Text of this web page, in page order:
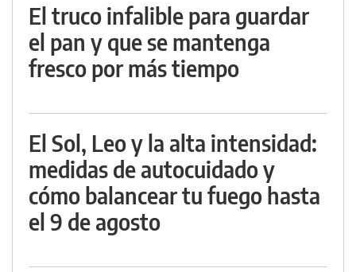
El truco infalible para guardar
el pan y que se mantenga
fresco por más tiempo
El Sol, Leo y la alta intensidad:
medidas de autocuidado y
cómo balancear tu fuego hasta
el 9 de agosto